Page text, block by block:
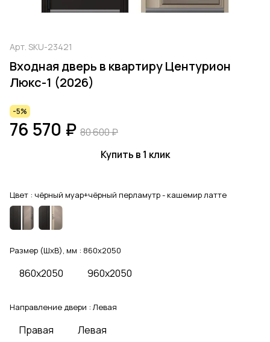
Арт. SKU-23421
Входная дверь в квартиру Центурион
Люкс-1 (2026)
-5%
76 570 ₽ 80 600 ₽
Купить в 1 клик
Цвет : чёрный муар+чёрный перламутр - кашемир латте
Размер (ШхВ), мм : 860x2050
860x2050 960x2050
Направление двери : Левая
Правая Левая